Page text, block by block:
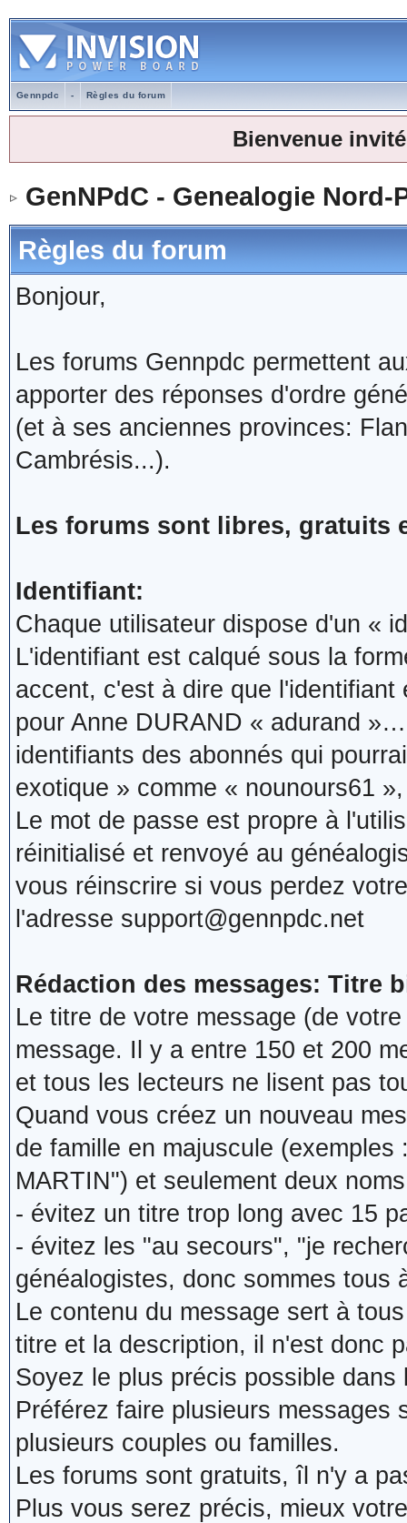
Gennpdc - Règles du forum
Bienvenue invité
GenNPdC - Genealogie Nord-
Règles du forum
Bonjour,
Les forums Gennpdc permettent
apporter des réponses d'ordre
(et à ses anciennes provinces:
Cambrésis...).
Les forums sont libres, gratuits
Identifiant:
Chaque utilisateur dispose d'un «
L'identifiant est calqué sous la
accent, c'est à dire que
pour Anne DURAND « adurand
identifiants des abonnés qui
exotique » comme « nounours61
Le mot de passe est propre à
réinitialisé et renvoyé au
vous réinscrire si vous perdez
l'adresse support@gennpdc.net
Rédaction des messages: Titre
Le titre de votre message (de
message. Il y a entre 150 et 200
et tous les lecteurs ne lisent pas
Quand vous créez un nouveau
de famille en majuscule
MARTIN") et seulement deux
- évitez un titre trop long avec 15
- évitez les "au secours", "je
généalogistes, donc sommes tous
Le contenu du message sert à
titre et la description, il n'est donc
Soyez le plus précis possible
Préférez faire plusieurs messages
plusieurs couples ou familles.
Les forums sont gratuits, îl n'y a
Plus vous serez précis, mieux